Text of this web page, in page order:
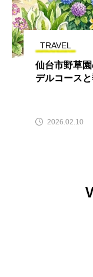
TRAVEL
仙台市野草
デルコース
2026.02.10